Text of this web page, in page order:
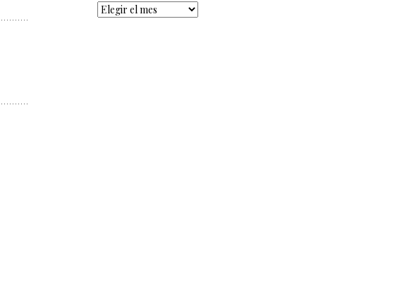
Archivo